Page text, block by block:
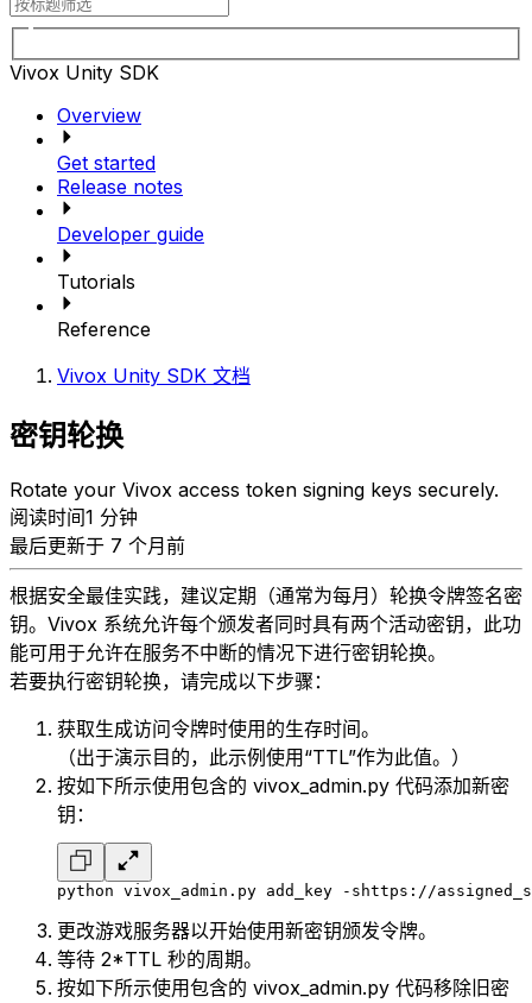
Vivox Unity SDK
Overview
Get started
Release notes
Developer guide
Tutorials
Reference
Vivox Unity SDK 文档
密钥轮换
Rotate your Vivox access token signing keys securely.
阅读时间1 分钟
最后更新于 7 个月前
根据安全最佳实践，建议定期（通常为每月）轮换令牌签名密
钥。Vivox 系统允许每个颁发者同时具有两个活动密钥，此功
能可用于允许在服务不中断的情况下进行密钥轮换。
若要执行密钥轮换，请完成以下步骤：
获取生成访问令牌时使用的生存时间。
（出于演示目的，此示例使用“TTL”作为此值。）
按如下所示使用包含的 vivox_admin.py 代码添加新密
钥：
python vivox_admin.py add_key -s https://
更改游戏服务器以开始使用新密钥颁发令牌。
等待 2*TTL 秒的周期。
按如下所示使用包含的 vivox_admin.py 代码移除旧密